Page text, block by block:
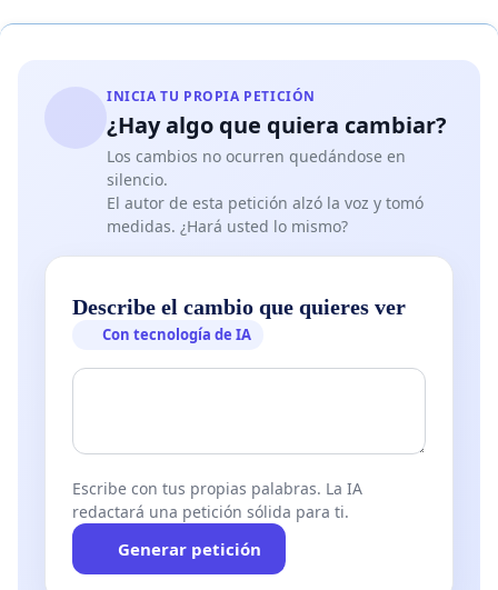
INICIA TU PROPIA PETICIÓN
¿Hay algo que quiera cambiar?
Los cambios no ocurren quedándose en
silencio.
El autor de esta petición alzó la voz y tomó
medidas. ¿Hará usted lo mismo?
Describe el cambio que quieres ver
Con tecnología de IA
Escribe con tus propias palabras. La IA
redactará una petición sólida para ti.
Generar petición